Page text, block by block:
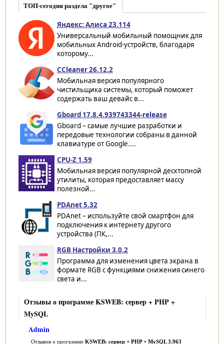
ТОП-сегодня раздела "другое"
Яндекс: Алиса 23.114
Универсальный мобильный помощник для
мобильных Android-устройств, благодаря
которому...
CCleaner 26.12.2
Мобильная версия популярного
чистильщика системы, который поможет
содержать ваш девайс в...
Gboard 17.8.4.939743344-release
Gboard – самые лучшие разработки и
передовые технологии собраны в данной
клавиатуре от Google....
CPU-Z 1.59
Мобильная версия популярной десктопной
утилиты, которая предоставляет массу
полезной...
PDAnet 5.32
PDAnet – используйте свой смартфон для
подключения к интернету другого
устройства (ПК,...
RGB Настройки 3.0.2
Программа для изменения цвета экрана в
формате RGB с функциями снижения синего
света и...
Отзывы о программе KSWEB: сервер + PHP +
MySQL
Admin
Отзывов о программе KSWEB: сервер + PHP + MySQL 3.963